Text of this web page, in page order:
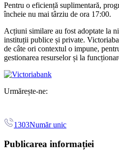
Pentru o eficiență suplimentară,
încheie nu mai târziu de ora 17:00.
Acțiuni similare au fost adoptate la
instituții publice și private.
de câte ori contextul o impune,
gestionarea resurselor și la
Urmărește-ne:
1303Număr unic
Publicarea informației